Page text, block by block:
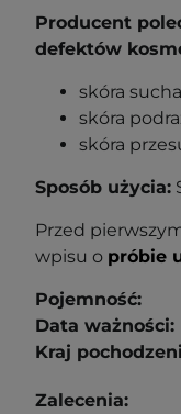
Producent
defektów
skóra
skóra
skóra
Sposób użycia:
Przed
wpisu o próbie
Pojemność:
Data ważności:
Kraj
Zalecenia: